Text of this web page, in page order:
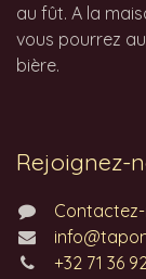
au fût. A la
vous pourrez
bière.
Rejoignez-
+32 71 36